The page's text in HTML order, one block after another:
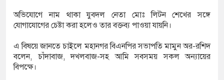
অভিযোগে নাম থাকা যুবদল নেতা মোঃ লিটন শেখের সঙ্গে
যোগাযোগের চেষ্টা করা হলেও তার বক্তব্য পাওয়া যায়নি।
এ বিষয়ে জানতে চাইলে মহানগর বিএনপির সভাপতি মামুন অর-রশিদ
বলেন, চাঁদাবাজ, দখলবাজ-সহ আমি সবসময় সকল অন্যায়ের
বিপক্ষে।